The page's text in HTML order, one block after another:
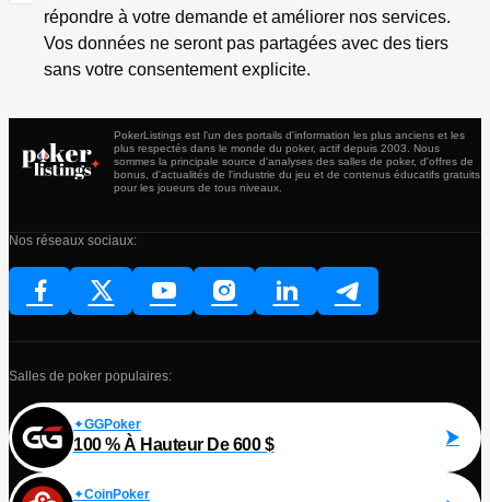
répondre à votre demande et améliorer nos services.
Vos données ne seront pas partagées avec des tiers
sans votre consentement explicite.
PokerListings est l'un des portails d'information les plus anciens et les
plus respectés dans le monde du poker, actif depuis 2003. Nous
sommes la principale source d'analyses des salles de poker, d'offres de
bonus, d'actualités de l'industrie du jeu et de contenus éducatifs gratuits
pour les joueurs de tous niveaux.
Nos réseaux sociaux:
Salles de poker populaires:
GGPoker
100 % À Hauteur De 600 $
CoinPoker